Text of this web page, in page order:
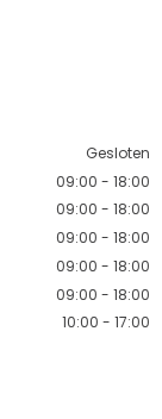
Gesloten
09:00 - 18:00
09:00 - 18:00
09:00 - 18:00
09:00 - 18:00
09:00 - 18:00
10:00 - 17:00